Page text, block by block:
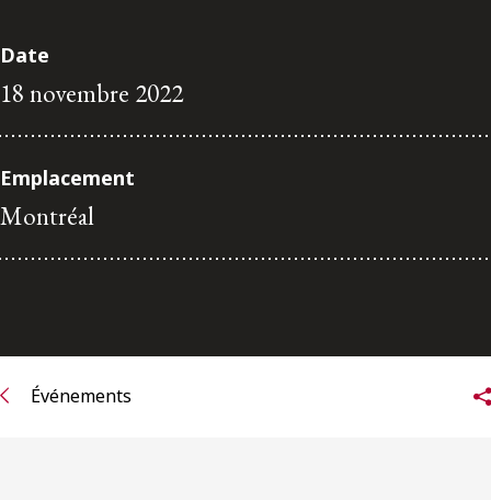
Réseau des anciens d’Osler
Contactez-nous
ENGLISH
S’abonner aux articles Osler
Date
18 novembre 2022
Emplacement
Montréal
Événements